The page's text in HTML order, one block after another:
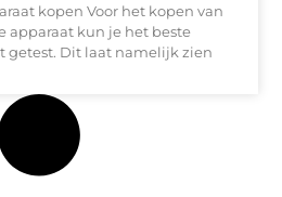
kopen Voor het kopen van
apparaat kun je het beste
getest. Dit laat namelijk zien